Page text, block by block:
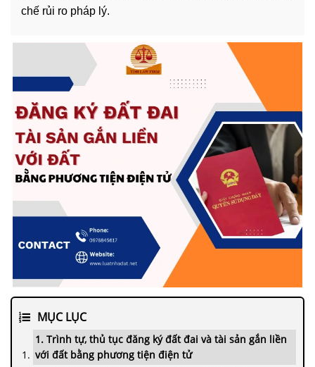
chế rủi ro pháp lý.
MỤC LỤC
1. Trình tự, thủ tục đăng ký đất đai và tài sản gắn liền
với đất bằng phương tiện điện tử